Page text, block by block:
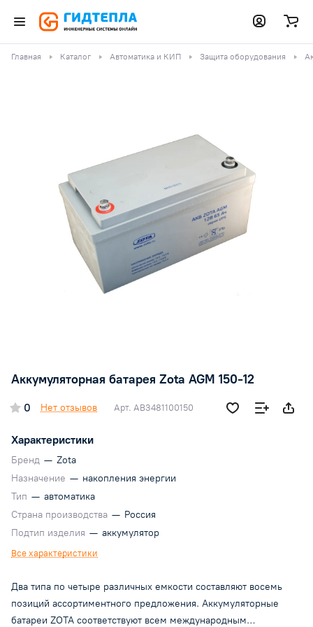
Главная Каталог Автоматика и КИП Защита оборудования
Аккумуляторная батарея Zota AGM 150-12
0 Нет отзывов Арт. AB3481100150
Характеристики
Бренд — Zota
Назначение — накопления энергии
Тип — автоматика
Страна производства — Россия
Подтип изделия — аккумулятор
Все характеристики
Два типа по четыре различных емкости составляют восемь
позиций ассортиментного предложения. Аккумуляторные
батареи ZOTA соответствуют всем международным